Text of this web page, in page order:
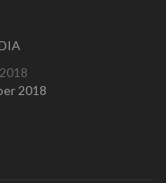
2018